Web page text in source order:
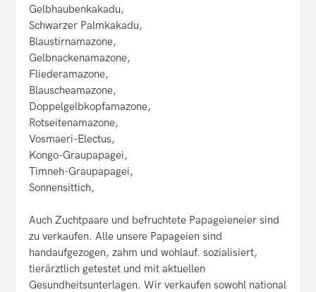
Gelbhaubenkakadu,
Schwarzer Palmkakadu,
Blaustirnamazone,
Gelbnackenamazone,
Fliederamazone,
Blauscheamazone,
Doppelgelbkopfamazone,
Rotseitenamazone,
Vosmaeri-Electus,
Kongo-Graupapagei,
Timneh-Graupapagei,
Sonnensittich,
Auch Zuchtpaare und befruchtete Papageieneier sind
zu verkaufen. Alle unsere Papageien sind
handaufgezogen, zahm und wohlauf. sozialisiert,
tierärztlich getestet und mit aktuellen
Gesundheitsunterlagen. Wir verkaufen sowohl national